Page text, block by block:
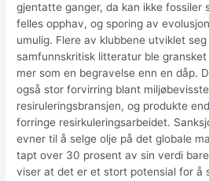
gjentatte ganger, da kan ikke fossiler
felles opphav, og sporing av
umulig. Flere av klubbene utviklet
samfunnskritisk litteratur ble
mer som en begravelse enn en dåp.
også stor forvirring blant
resiruleringsbransjen, og produkte
forringe resirkuleringsarbeidet.
evner til å selge olje på det globale
tapt over 30 prosent av sin verdi
viser at det er et stort potensial for å